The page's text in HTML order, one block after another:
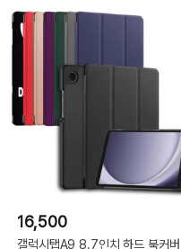
16,500
갤럭시탭A9 8.7인치 하드 북커버